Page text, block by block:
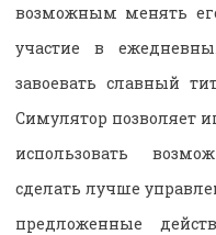
возможным менять
участие в
завоевать славный
Симулятор позволяет
использовать
сделать лучше
предложенные